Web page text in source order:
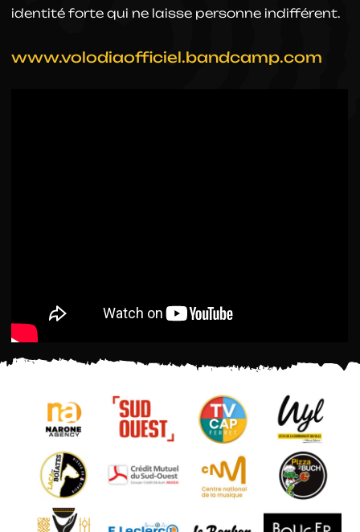
identité forte qui ne laisse personne indifférent.
www.volodiaofficiel.bandcamp.com